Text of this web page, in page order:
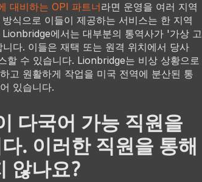
대비하는 OPI 파트너라면 운영을 여러 지역
식으로 이들이 제공하는 서비스는 한 지역
에서는 대부분의 통역사가 '가상 고
다. 이들은 재택 또는 원격 위치에서 당사
할 수 있습니다. Lionbridge는 비상 상황으로
고 원활하게 작업을 미국 전역에 분산된 통
있습니다.
다국어 가능 직원을
. 이러한 직원을 통해
않나요?